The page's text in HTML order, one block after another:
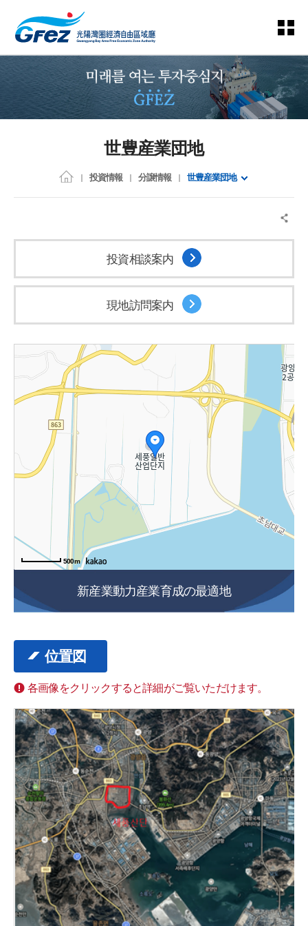
世豊産業団地
投資情報 分譲情報 世豊産業団地
投資相談案内
現地訪問案内
500m
新産業動力産業育成の最適地
位置図
各画像をクリックすると詳細がご覧いただけます。